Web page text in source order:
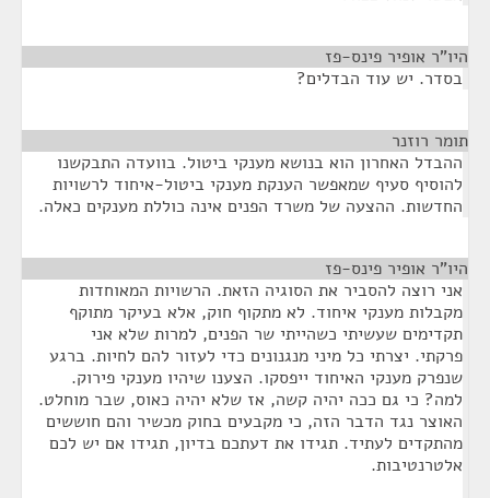
היו"ר אופיר פינס-פז
בסדר. יש עוד הבדלים?
תומר רוזנר
ההבדל האחרון הוא בנושא מענקי ביטול. בוועדה התבקשנו
להוסיף סעיף שמאפשר הענקת מענקי ביטול-איחוד לרשויות
החדשות. ההצעה של משרד הפנים אינה כוללת מענקים כאלה.
היו"ר אופיר פינס-פז
אני רוצה להסביר את הסוגיה הזאת. הרשויות המאוחדות
מקבלות מענקי איחוד. לא מתקוף חוק, אלא בעיקר מתוקף
תקדימים שעשיתי כשהייתי שר הפנים, למרות שלא אני
פרקתי. יצרתי כל מיני מנגנונים כדי לעזור להם לחיות. ברגע
שנפרק מענקי האיחוד ייפסקו. הצענו שיהיו מענקי פירוק.
למה? כי גם ככה יהיה קשה, אז שלא יהיה כאוס, שבר מוחלט.
האוצר נגד הדבר הזה, כי מקבעים בחוק מכשיר והם חוששים
מהתקדים לעתיד. תגידו את דעתכם בדיון, תגידו אם יש לכם
אלטרנטיבות.